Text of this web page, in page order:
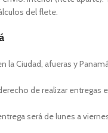
del flete.
la Ciudad, afueras y
de realizar entregas
será de lunes a